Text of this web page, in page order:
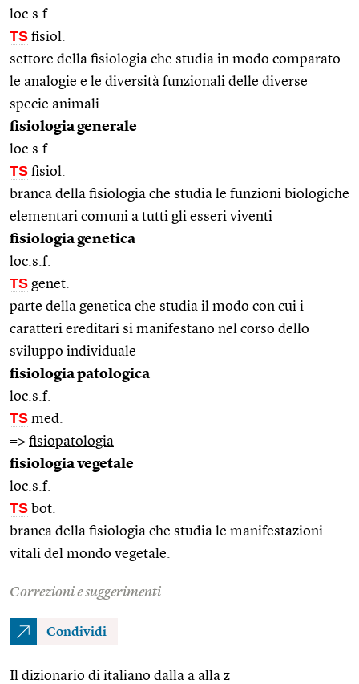
loc.s.f.
TS fisiol.
settore della fisiologia che studia in modo comparato
le analogie e le diversità funzionali delle diverse
specie animali
fisiologia generale
loc.s.f.
TS fisiol.
branca della fisiologia che studia le funzioni biologiche
elementari comuni a tutti gli esseri viventi
fisiologia genetica
loc.s.f.
TS genet.
parte della genetica che studia il modo con cui i
caratteri ereditari si manifestano nel corso dello
sviluppo individuale
fisiologia patologica
loc.s.f.
TS med.
=> fisiopatologia
fisiologia vegetale
loc.s.f.
TS bot.
branca della fisiologia che studia le manifestazioni
vitali del mondo vegetale.
Correzioni e suggerimenti
Condividi
Il dizionario di italiano dalla a alla z